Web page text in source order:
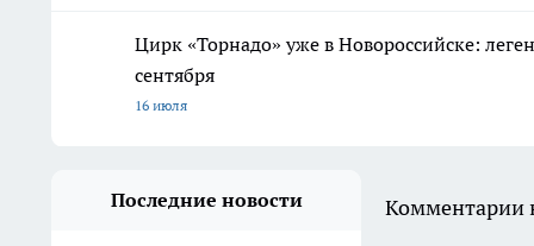
Цирк «Торнадо» уже в Новороссийске:
сентября
16 июля
Последние новости Комментарии